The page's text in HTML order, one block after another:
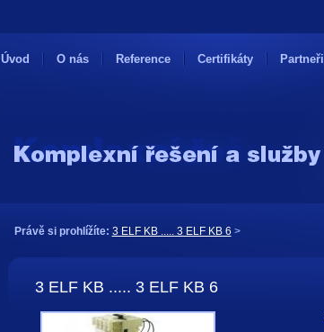
Úvod O nás Reference Certifikáty Partneři
Právě si prohlížíte: 3 ELF KB ..... 3 ELF KB 6 >
3 ELF KB ..... 3 ELF KB 6